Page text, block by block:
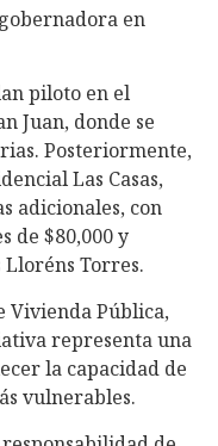
en
piloto en el
Juan, donde se
Posteriormente,
Las Casas,
adicionales, con
de $80,000 y
Torres.
Vivienda Pública,
representa una
la capacidad de
vulnerables.